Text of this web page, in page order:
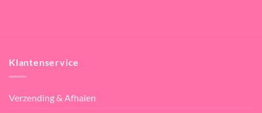
Klantenservice
Verzending & Afhalen